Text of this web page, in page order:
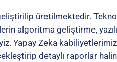
üretilmektedir.
algoritma geliştirme,
Yapay Zeka
detaylı raporlar